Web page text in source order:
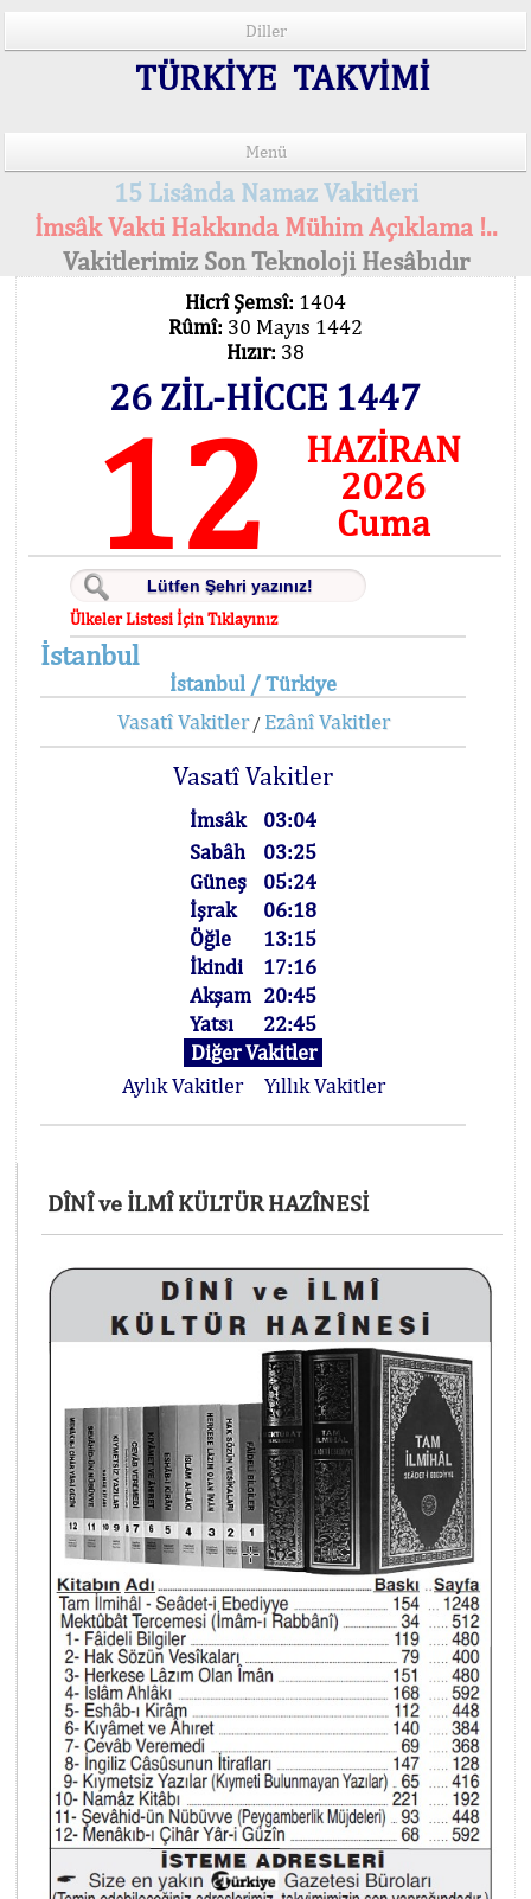
Diller
TÜRKİYE TAKVİMİ
Menü
15 Lisânda Namaz Vakitleri
İmsâk Vakti Hakkında Mühim Açıklama !..
Vakitlerimiz Son Teknoloji Hesâbıdır
Hicrî Şemsî: 1404
Rûmî: 30 Mayıs 1442
Hızır: 38
26 ZİL-HİCCE 1447
12
HAZİRAN
2026
Cuma
Ülkeler Listesi İçin Tıklayınız
İstanbul
İstanbul / Türkiye
Vasatî Vakitler/ Ezânî Vakitler
Vasatî Vakitler
İmsâk
03:04
Sabâh
03:25
Güneş
05:24
İşrak
06:18
Öğle
13:15
İkindi
17:16
Akşam 20:45
Yatsı
22:45
Diğer Vakitler
Aylık Vakitler
Yıllık Vakitler
DÎNÎ ve İLMÎ KÜLTÜR HAZÎNESİ